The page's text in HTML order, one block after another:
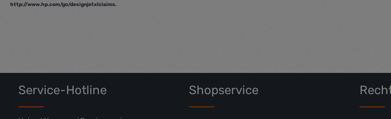
http://www.hp.com/go/designjetxlclaims.
Service-Hotline Shopservice